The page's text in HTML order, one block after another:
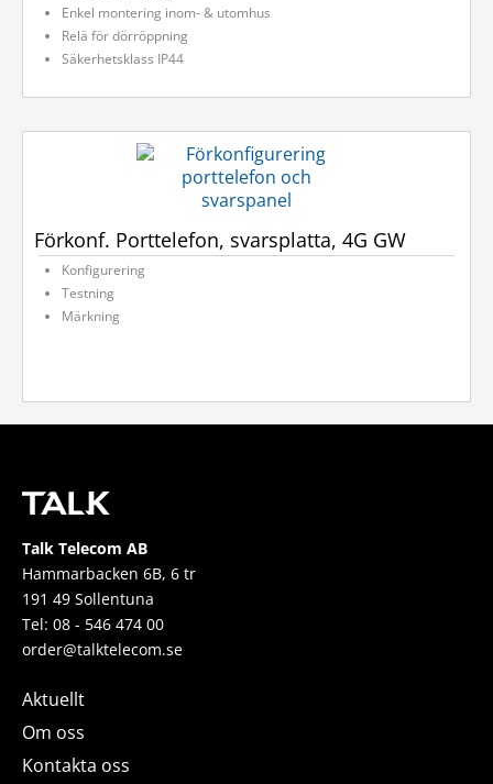
Enkel montering inom- & utomhus
Relä för dörröppning
Säkerhetsklass IP44
Förkonf. Porttelefon, svarsplatta, 4G GW
Konfigurering
Testning
Märkning
Talk Telecom AB
Hammarbacken 6B, 6 tr
191 49 Sollentuna
Tel: 08 - 546 474 00
order@talktelecom.se
Aktuellt
Om oss
Kontakta oss